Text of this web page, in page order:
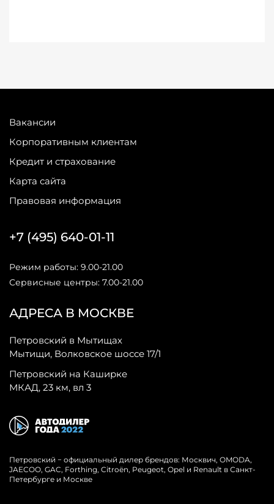
Вакансии
Корпоративным клиентам
Кредит и страхование
Карта сайта
Правовая информация
АДРЕСА В МОСКВЕ
Петровский в Мытищах
Мытищи, Волковское шоссе 17/1
Петровский на Каширке
МКАД, 23 км, вл 3
+7 (495) 640-01-11
Режим работы: 9.00-21.00
Сервисные центры: 7.00-21.00
Петровский − официальный дилер брендов: Москвич, OMODA,
JAECOO, GAC, Forthing, Citroёn, Peugeot, Opel и Renault в Санкт-
Петербурге и Москве